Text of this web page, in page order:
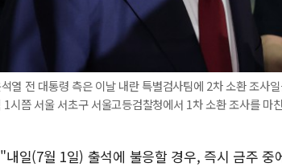
열 전 대통령 측은 이날 내란 특별검사팀에 2차 소환 조사
1시쯤 서울 서초구 서울고등검찰청에서 1차 소환 조사를
내일(7월 1일) 출석에 불응할 경우, 즉시 금주